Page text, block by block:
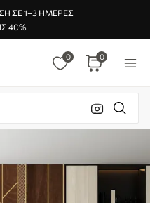
ΣΕ 1–3 ΗΜΈΡΕΣ
40%
0 0